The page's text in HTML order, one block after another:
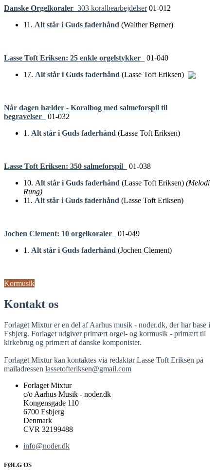
Danske Orgelkoraler 303 koralbearbejdelser 01-012
11. Alt står i Guds faderhånd (Walther Børner)
Lasse Toft Eriksen: 25 enkle orgelstykker
01-040
17. Alt står i Guds faderhånd (Lasse Toft Eriksen)
Når dagen hælder - Koralbog med salmeforspil til
begravelser
01-032
1. Alt står i Guds faderhånd (Lasse Toft Eriksen)
Lasse Toft Eriksen: 350 salmeforspil
01-038
10. Alt står i Guds faderhånd (Lasse Toft Eriksen) (Melodi
Rung)
11. Alt står i Guds faderhånd (Lasse Toft Eriksen)
Jochen Clement: 10 orgelkoraler
01-049
1. Alt står i Guds faderhånd (Jochen Clement)
Kormusik
Kontakt os
Forlaget Mixtur er en del af Aarhus musik - noder.dk, der har base i
Esbjerg. Forlaget udgiver primært orgel- og kormusik - primært til
kirkebrug og primært af danske komponister.
Forlaget Mixtur kan kontaktes via redaktør Lasse Toft Eriksen på
mailadressen lassetofteriksen@gmail.com
Forlaget Mixtur
c/o Aarhus Musik - noder.dk
Kongensgade 110
6700 Esbjerg
Denmark
CVR 32199488
info@noder.dk
FØLG OS